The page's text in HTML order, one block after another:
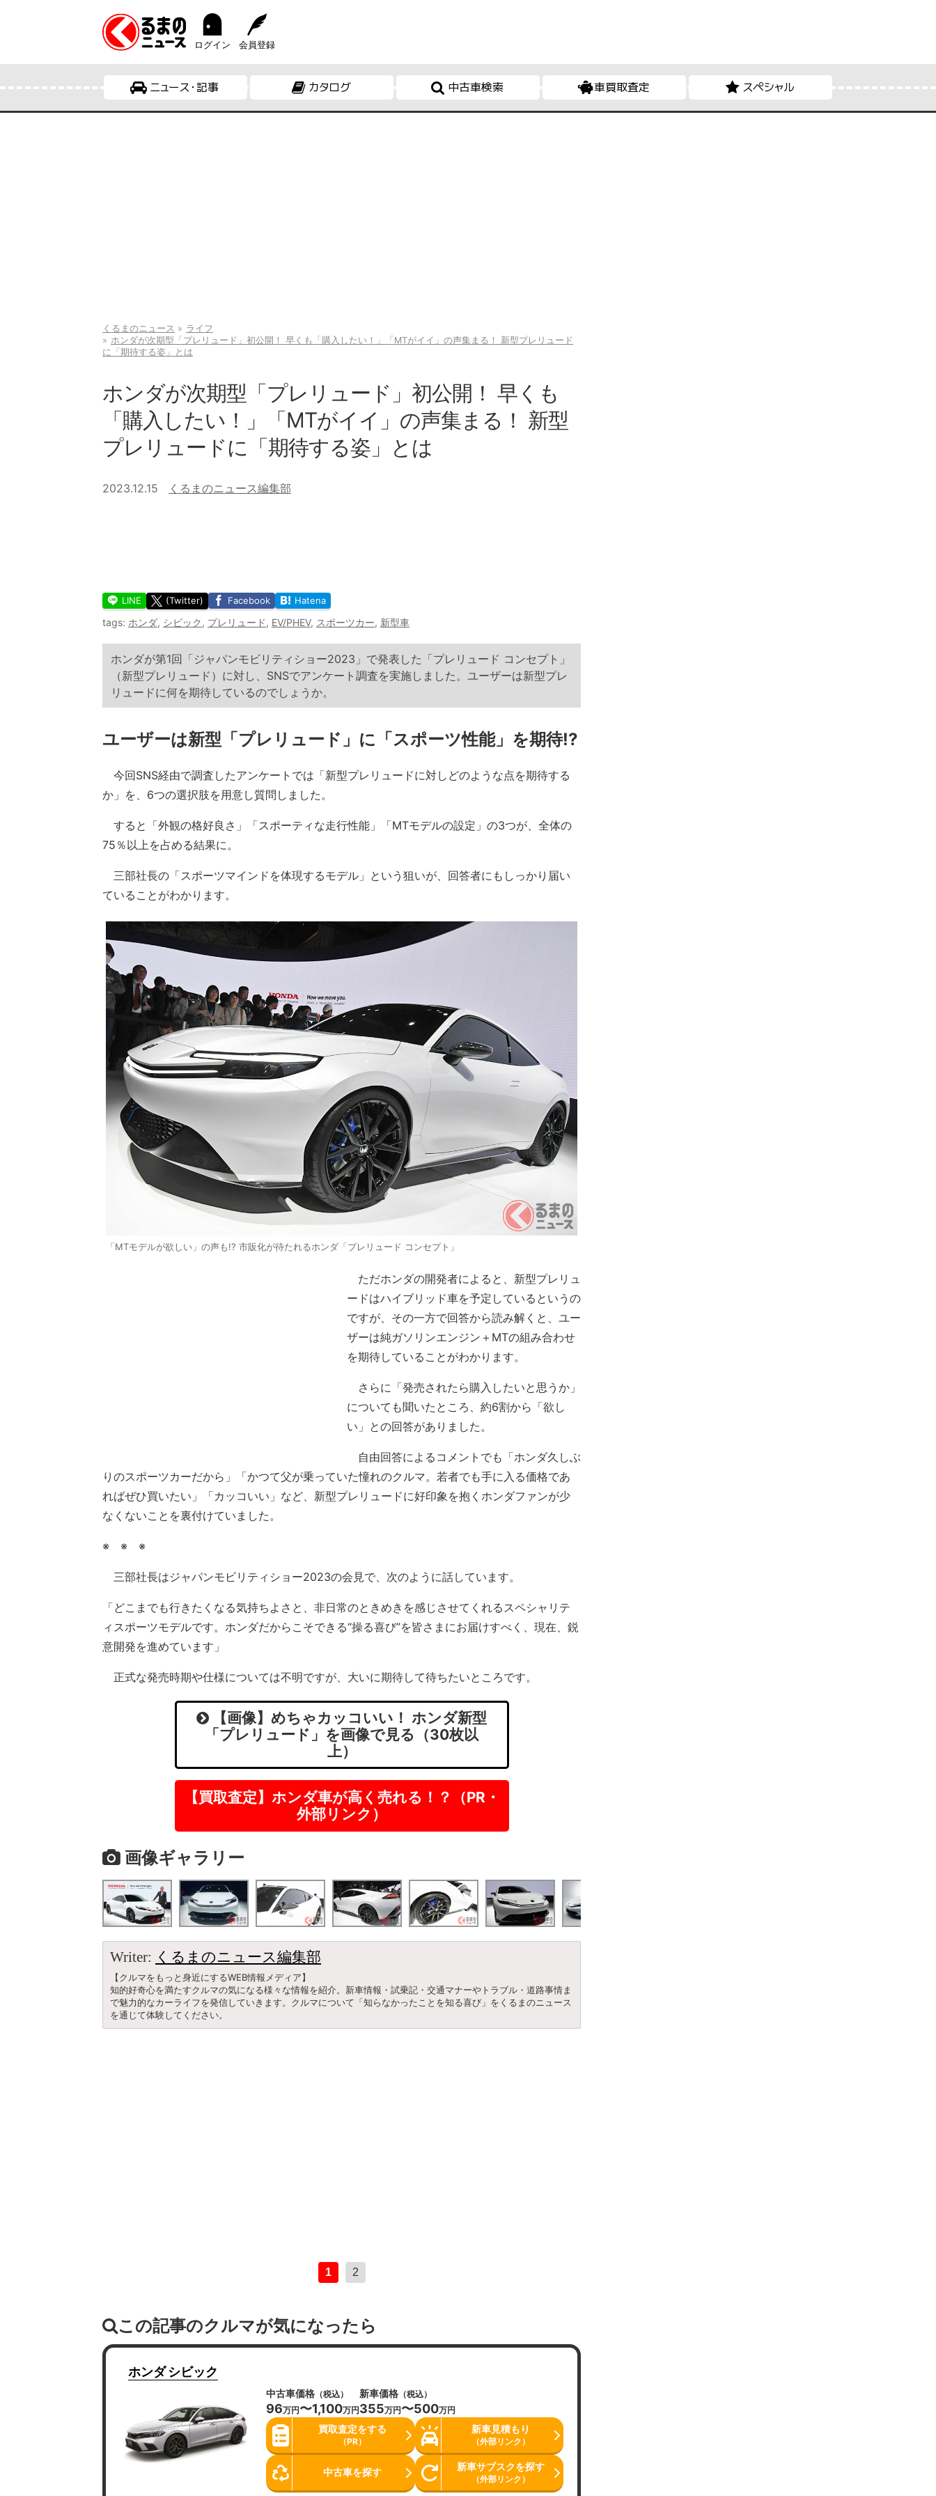
ログイン 会員登録
ニュース・記事 カタログ 中古車検索 車買取査定 スペシャル
くるまのニュース
ライフ
ホンダが次期型「プレリュード」初公開！ 早くも「購入したい！」「MTがイイ」の声集まる！ 新型プレリュード
に「期待する姿」とは
ホンダが次期型「プレリュード」初公開！ 早くも
「購入したい！」「MTがイイ」の声集まる！ 新型
プレリュードに「期待する姿」とは
2023.12.15 くるまのニュース編集部
LINE (Twitter) Facebook Hatena
tags: ホンダ, シビック, プレリュード, EV/PHEV, スポーツカー, 新型車
ホンダが第1回「ジャパンモビリティショー2023」で発表した「プレリュード コンセプト」
（新型プレリュード）に対し、SNSでアンケート調査を実施しました。ユーザーは新型プレ
リュードに何を期待しているのでしょうか。
ユーザーは新型「プレリュード」に「スポーツ性能」を期待!?
今回SNS経由で調査したアンケートでは「新型プレリュードに対しどのような点を期待する
か」を、6つの選択肢を用意し質問しました。
すると「外観の格好良さ」「スポーティな走行性能」「MTモデルの設定」の3つが、全体の
75％以上を占める結果に。
三部社長の「スポーツマインドを体現するモデル」という狙いが、回答者にもしっかり届い
ていることがわかります。
「MTモデルが欲しい」の声も!? 市販化が待たれるホンダ「プレリュード コンセプト」
ただホンダの開発者によると、新型プレリュ
ードはハイブリッド車を予定しているというの
ですが、その一方で回答から読み解くと、ユー
ザーは純ガソリンエンジン＋MTの組み合わせ
を期待していることがわかります。
さらに「発売されたら購入したいと思うか」
についても聞いたところ、約6割から「欲し
い」との回答がありました。
自由回答によるコメントでも「ホンダ久しぶ
りのスポーツカーだから」「かつて父が乗っていた憧れのクルマ。若者でも手に入る価格であ
ればぜひ買いたい」「カッコいい」など、新型プレリュードに好印象を抱くホンダファンが少
なくないことを裏付けていました。
※ ※ ※
三部社長はジャパンモビリティショー2023の会見で、次のように話しています。
「どこまでも行きたくなる気持ちよさと、非日常のときめきを感じさせてくれるスペシャリテ
ィスポーツモデルです。ホンダだからこそできる“操る喜び”を皆さまにお届けすべく、現在、鋭
意開発を進めています」
正式な発売時期や仕様については不明ですが、大いに期待して待ちたいところです。
【画像】めちゃカッコいい！ ホンダ新型
「プレリュード」を画像で見る（30枚以
上）
【買取査定】ホンダ車が高く売れる！？（PR・
外部リンク）
画像ギャラリー
Writer: くるまのニュース編集部
【クルマをもっと身近にするWEB情報メディア】
知的好奇心を満たすクルマの気になる様々な情報を紹介。新車情報・試乗記・交通マナーやトラブル・道路事情ま
で魅力的なカーライフを発信していきます。クルマについて「知らなかったことを知る喜び」をくるまのニュース
を通じて体験してください。
1 2
この記事のクルマが気になったら
ホンダシビック
中古車価格 （税込）
96万円〜1,100万円
新車価格 （税込）
355万円〜500万円
買取査定をする
（PR）
新車見積もり
（外部リンク）
中古車を探す 新車サブスクを探す
（外部リンク）